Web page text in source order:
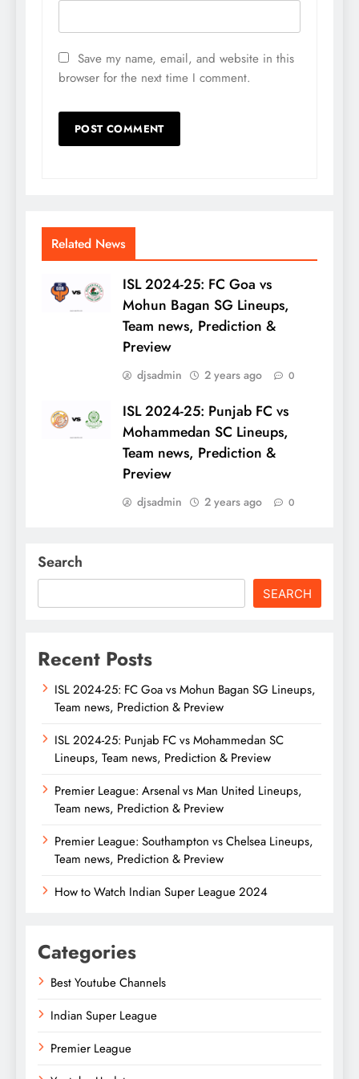
Save my name, email, and website in this
browser for the next time I comment.
Related News
ISL 2024-25: FC Goa vs
Mohun Bagan SG Lineups,
Team news, Prediction &
Preview
djsadmin 2 years ago 0
ISL 2024-25: Punjab FC vs
Mohammedan SC Lineups,
Team news, Prediction &
Preview
djsadmin 2 years ago 0
Search
SEARCH
Recent Posts
ISL 2024-25: FC Goa vs Mohun Bagan SG Lineups,
Team news, Prediction & Preview
ISL 2024-25: Punjab FC vs Mohammedan SC
Lineups, Team news, Prediction & Preview
Premier League: Arsenal vs Man United Lineups,
Team news, Prediction & Preview
Premier League: Southampton vs Chelsea Lineups,
Team news, Prediction & Preview
How to Watch Indian Super League 2024
Categories
Best Youtube Channels
Indian Super League
Premier League